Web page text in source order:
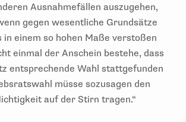
Ausnahmefällen auszugehen,
gegen wesentliche Grundsätze
in einem so hohen Maße verstoßen
einmal der Anschein bestehe, dass
entsprechende Wahl stattgefunden
müsse sozusagen den
auf der Stirn tragen.“